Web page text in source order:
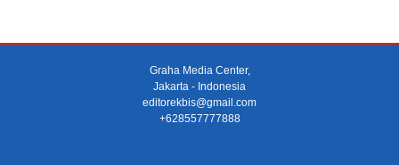
Graha Media Center,
Jakarta - Indonesia
editorekbis@gmail.com
+628557777888